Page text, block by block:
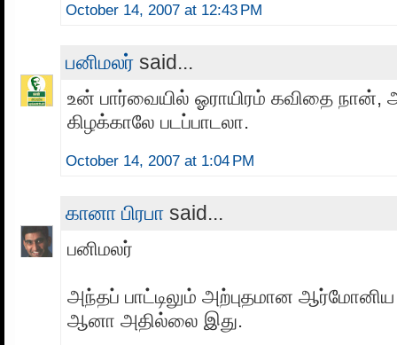
October 14, 2007 at 12:43 PM
பனிமலர் said...
உன் பார்வையில் ஓராயிரம் கவிதை
கிழக்காலே படப்பாடலா.
October 14, 2007 at 1:04 PM
கானா பிரபா said...
பனிமலர்
அந்தப் பாட்டிலும் அற்புதமான
ஆனா அதில்லை இது.